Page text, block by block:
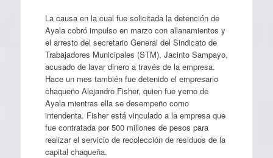
La causa en la cual fue solicitada la detención de
Ayala cobró impulso en marzo con allanamientos y
el arresto del secretario General del Sindicato de
Trabajadores Municipales (STM), Jacinto Sampayo,
acusado de lavar dinero a través de la empresa.
Hace un mes también fue detenido el empresario
chaqueño Alejandro Fisher, quien fue yerno de
Ayala mientras ella se desempeño como
intendenta. Fisher está vinculado a la empresa que
fue contratada por 500 millones de pesos para
realizar el servicio de recolección de residuos de la
capital chaqueña.